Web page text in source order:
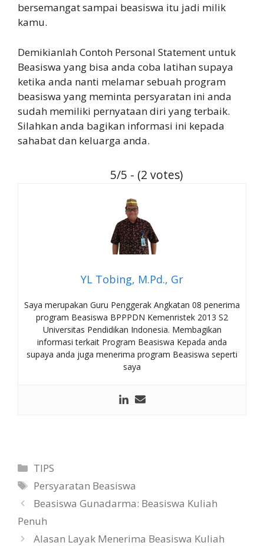
bersemangat sampai beasiswa itu jadi milik
kamu.
Demikianlah Contoh Personal Statement untuk
Beasiswa yang bisa anda coba latihan supaya
ketika anda nanti melamar sebuah program
beasiswa yang meminta persyaratan ini anda
sudah memiliki pernyataan diri yang terbaik.
Silahkan anda bagikan informasi ini kepada
sahabat dan keluarga anda.
5/5 - (2 votes)
YL Tobing, M.Pd., Gr
Saya merupakan Guru Penggerak Angkatan 08 penerima
program Beasiswa BPPPDN Kemenristek 2013 S2
Universitas Pendidikan Indonesia. Membagikan
informasi terkait Program Beasiswa Kepada anda
supaya anda juga menerima program Beasiswa seperti
saya
Kategori
TIPS
Tag
Persyaratan Beasiswa
Beasiswa Gunadarma: Beasiswa Kuliah
Penuh
Alasan Layak Menerima Beasiswa Kuliah